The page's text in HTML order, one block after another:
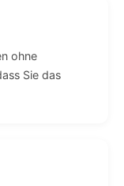
ohne
Sie das